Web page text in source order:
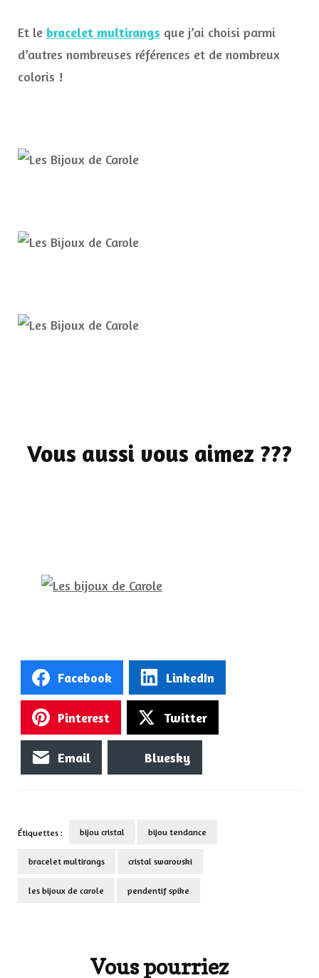
Et le bracelet multirangs que j’ai choisi parmi
d’autres nombreuses références et de nombreux
coloris !
Vous aussi vous aimez ???
Facebook LinkedIn
Pinterest Twitter
Email Bluesky
Étiquettes : bijou cristal bijou tendance
bracelet multirangs cristal swarovski
les bijoux de carole pendentif spike
Vous pourriez